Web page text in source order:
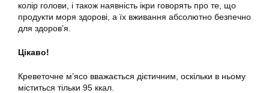
колір голови, і також наявність ікри говорять про те, що
продукти моря здорові, а їх вживання абсолютно безпечно
для здоров’я.
Цікаво!
Креветочне м’ясо вважається дієтичним, оскільки в ньому
міститься тільки 95 ккал.